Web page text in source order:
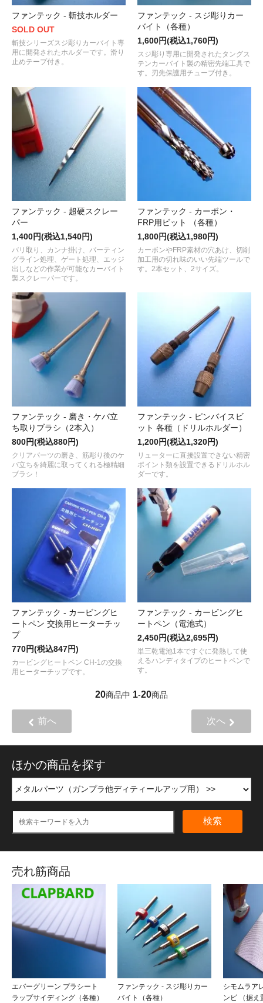
ファンテック - 斬技ホルダー
SOLD OUT
斬技シリーズスジ彫りカーバイト専
用に開発されたホルダーです。滑り
止めテープ付き。
ファンテック - スジ彫りカー
バイト（各種）
1,600円(税込1,760円)
スジ彫り専用に開発されたタングス
テンカーバイト製の精密先端工具で
す。刃先保護用チューブ付き。
ファンテック - 超硬スクレー
パー
1,400円(税込1,540円)
バリ取り、カンナ掛け、パーティン
グライン処理、ゲート処理、エッジ
出しなどの作業が可能なカーバイト
製スクレーパーです。
ファンテック - カーボン・
FRP用ビット （各種）
1,800円(税込1,980円)
カーボンやFRP素材の穴あけ、切削
加工用の切れ味のいい先端ツールで
す。2本セット、2サイズ。
ファンテック - 磨き・ケバ立
ち取りブラシ（2本入）
800円(税込880円)
クリアパーツの磨き、筋彫り後のケ
バ立ちを綺麗に取ってくれる極精細
ブラシ！
ファンテック - ピンバイスビ
ット 各種（ドリルホルダー）
1,200円(税込1,320円)
リューターに直接設置できない精密
ポイント類を設置できるドリルホル
ダーです。
ファンテック - カービングヒ
ートペン 交換用ヒーターチッ
プ
770円(税込847円)
カービングヒートペン CH-1の交換
用ヒーターチップです。
ファンテック - カービングヒ
ートペン（電池式）
2,450円(税込2,695円)
単三乾電池1本ですぐに発熱して使
えるハンディタイプのヒートペンで
す。
20商品中 1-20商品
前へ 次へ
ほかの商品を探す
検索
売れ筋商品
エバーグリーン プラシート
ラップサイディング（各種）
ファンテック - スジ彫りカー
バイト（各種）
シモムラア
ンビ （据え